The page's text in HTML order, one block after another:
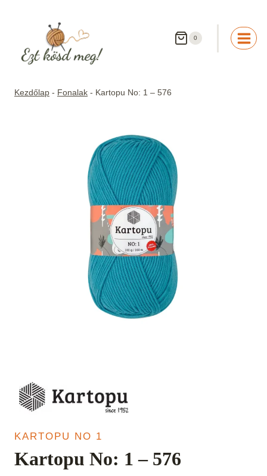
0
Kezdőlap - Fonalak - Kartopu No: 1 – 576
KARTOPU NO 1
Kartopu No: 1 – 576